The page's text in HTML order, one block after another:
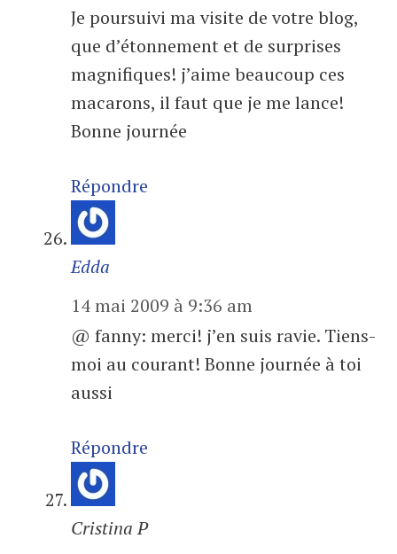
Je poursuivi ma visite de votre blog,
que d’étonnement et de surprises
magnifiques! j’aime beaucoup ces
macarons, il faut que je me lance!
Bonne journée
Répondre
Edda
14 mai 2009 à 9:36 am
@ fanny: merci! j’en suis ravie. Tiens-
moi au courant! Bonne journée à toi
aussi
Répondre
Cristina P